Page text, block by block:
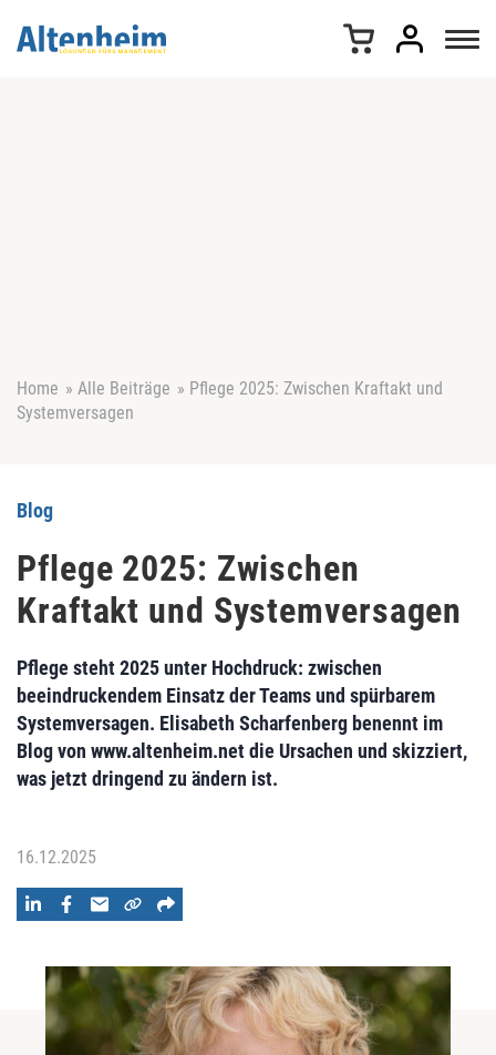
Home » Alle Beiträge » Pflege 2025: Zwischen Kraftakt und
Systemversagen
Blog
Pflege 2025: Zwischen
Kraftakt und Systemversagen
Pflege steht 2025 unter Hochdruck: zwischen
beeindruckendem Einsatz der Teams und spürbarem
Systemversagen. Elisabeth Scharfenberg benennt im
Blog von www.altenheim.net die Ursachen und skizziert,
was jetzt dringend zu ändern ist.
16.12.2025